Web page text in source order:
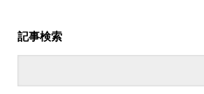
記事検索